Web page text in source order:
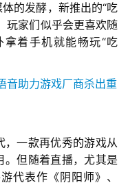
的发酵，新推出的“吃
玩家们似乎会更喜欢随
着手机就能畅玩“吃
，一款再优秀的游戏从
。但随着直播，尤其是
代表作《阴阳师》、